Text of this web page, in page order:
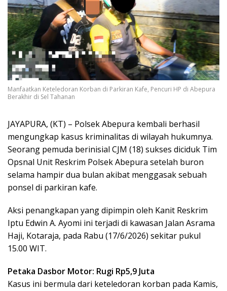
Manfaatkan Keteledoran Korban di Parkiran Kafe, Pencuri HP di Abepura
Berakhir di Sel Tahanan
JAYAPURA, (KT) – Polsek Abepura kembali berhasil
mengungkap kasus kriminalitas di wilayah hukumnya.
Seorang pemuda berinisial CJM (18) sukses diciduk Tim
Opsnal Unit Reskrim Polsek Abepura setelah buron
selama hampir dua bulan akibat menggasak sebuah
ponsel di parkiran kafe.
Aksi penangkapan yang dipimpin oleh Kanit Reskrim
Iptu Edwin A. Ayomi ini terjadi di kawasan Jalan Asrama
Haji, Kotaraja, pada Rabu (17/6/2026) sekitar pukul
15.00 WIT.
Petaka Dasbor Motor: Rugi Rp5,9 Juta
Kasus ini bermula dari keteledoran korban pada Kamis,